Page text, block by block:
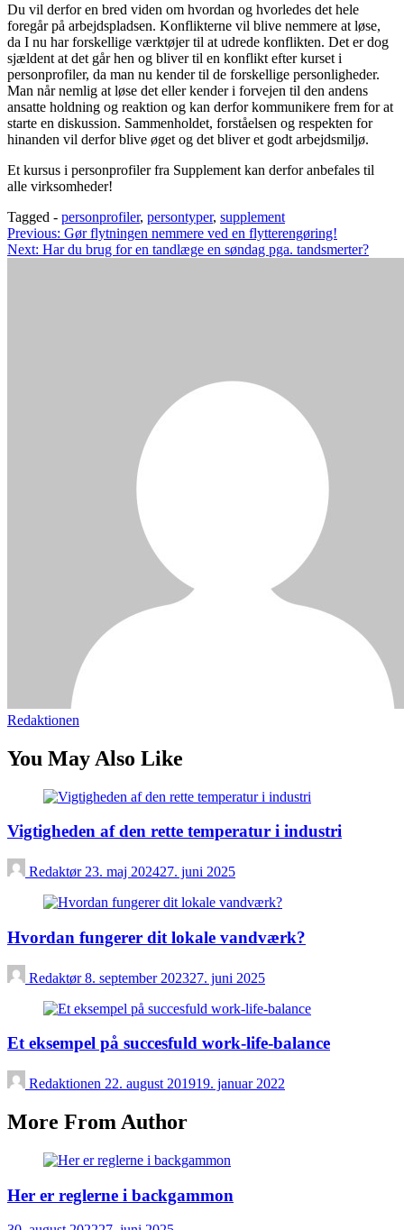
Du vil derfor en bred viden om hvordan og hvorledes det hele
foregår på arbejdspladsen. Konflikterne vil blive nemmere at løse,
da I nu har forskellige værktøjer til at udrede konflikten. Det er dog
sjældent at det går hen og bliver til en konflikt efter kurset i
personprofiler, da man nu kender til de forskellige personligheder.
Man når nemlig at løse det eller kender i forvejen til den andens
ansatte holdning og reaktion og kan derfor kommunikere frem for at
starte en diskussion. Sammenholdet, forståelsen og respekten for
hinanden vil derfor blive øget og det bliver et godt arbejdsmiljø.
Et kursus i personprofiler fra Supplement kan derfor anbefales til
alle virksomheder!
Tagged - personprofiler, persontyper, supplement
Indlægsnavigation
Previous: Gør flytningen nemmere ved en flytterengøring!
Next: Har du brug for en tandlæge en søndag pga. tandsmerter?
Redaktionen
You May Also Like
Vigtigheden af den rette temperatur i industri
Redaktør 23. maj 202427. juni 2025
Hvordan fungerer dit lokale vandværk?
Redaktør8. september 202327. juni 2025
Et eksempel på succesfuld work-life-balance
Redaktionen 22. august 201919. januar 2022
More From Author
Her er reglerne i backgammon